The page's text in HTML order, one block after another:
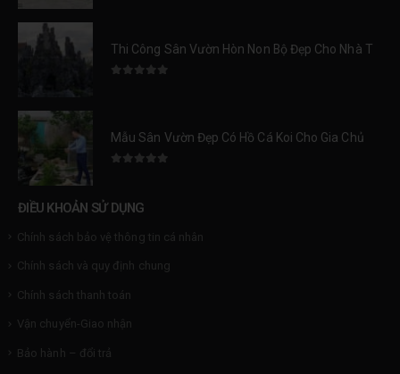
ĐIỀU KHOẢN SỬ DỤNG
Chính sách bảo vệ thông tin cá nhân
Chính sách và quy định chung
Chính sách thanh toán
Vận chuyển-Giao nhận
Bảo hành – đổi trả